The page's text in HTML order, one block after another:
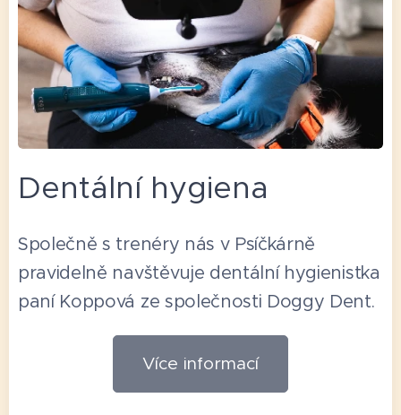
Dentální hygiena
Společně s trenéry nás v Psíčkárně
pravidelně navštěvuje dentální hygienistka
paní Koppová ze společnosti Doggy Dent.
Více informací